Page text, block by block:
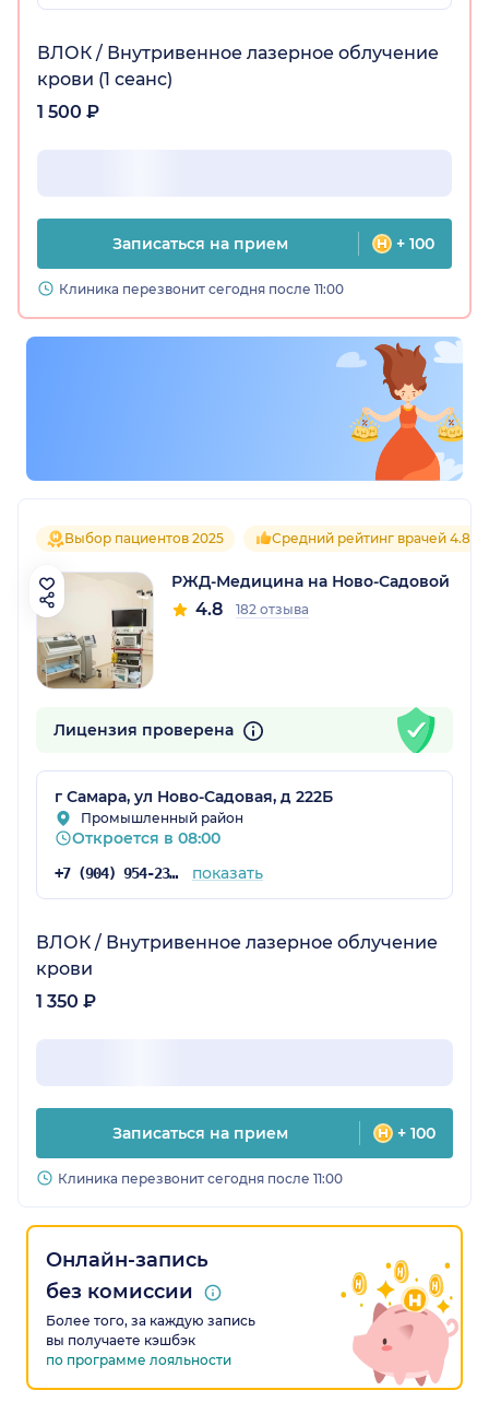
ВЛОК / Внутривенное лазерное облучение
крови (1 сеанс)
1 500 ₽
Записаться на прием + 100
Клиника перезвонит сегодня после 11:00
Выбор пациентов 2025 Средний рейтинг врачей 4.8
РЖД-Медицина на Ново-Садовой
4.8 182 отзыва
Лицензия проверена
г Самара, ул Ново-Садовая, д 222Б
Промышленный район
Откроется в 08:00
+7 (904) 954-23-83 показать
ВЛОК / Внутривенное лазерное облучение
крови
1 350 ₽
Записаться на прием + 100
Клиника перезвонит сегодня после 11:00
Онлайн-запись
без комиссии
Более того, за каждую запись
вы получаете кэшбэк
по программе лояльности